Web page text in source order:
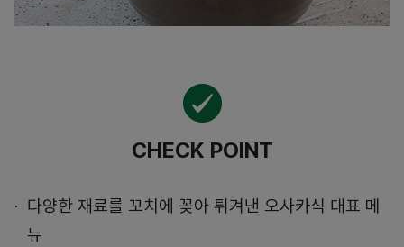
CHECK POINT
다양한 재료를 꼬치에 꽂아 튀겨낸 오사카식 대표 메
뉴